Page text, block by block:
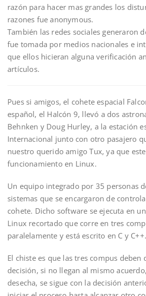
razón para hacer mas grandes los
razones fue anonymous.
También las redes sociales generaron
fue tomada por medios nacionales e
que ellos hicieran alguna verificación
artículos.
Pues si amigos, el cohete espacial
español, el Halcón 9, llevó a dos
Behnken y Doug Hurley, a la estación
Internacional junto con otro pasajero
nuestro querido amigo Tux, ya que
funcionamiento en Linux.
Un equipo integrado por 35 personas
sistemas que se encargaron de
cohete. Dicho software se ejecuta en
Linux recortado que corre en tres
paralelamente y está escrito en C y C++.
El chiste es que las tres compus deben
decisión, si no llegan al mismo
desecha, se sigue con la decisión